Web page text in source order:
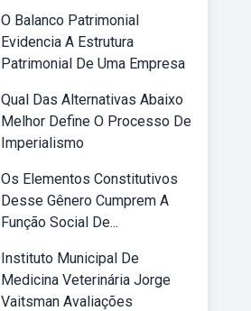
O Balanco Patrimonial
Evidencia A Estrutura
Patrimonial De Uma Empresa
Qual Das Alternativas Abaixo
Melhor Define O Processo De
Imperialismo
Os Elementos Constitutivos
Desse Gênero Cumprem A
Função Social De...
Instituto Municipal De
Medicina Veterinária Jorge
Vaitsman Avaliações